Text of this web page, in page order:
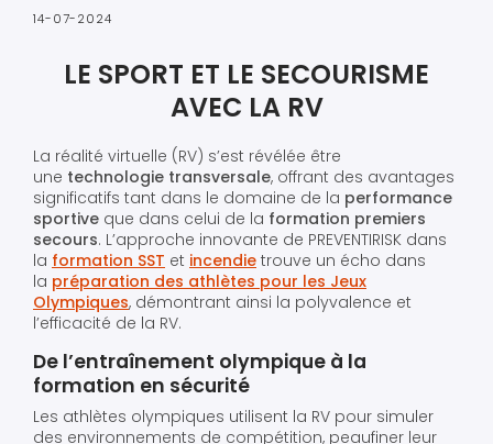
14-07-2024
LE SPORT ET LE SECOURISME
AVEC LA RV
La réalité virtuelle (RV) s’est révélée être
une technologie transversale, offrant des avantages
significatifs tant dans le domaine de la performance
sportive que dans celui de la formation premiers
secours. L’approche innovante de PREVENTIRISK dans
la formation SST et incendie trouve un écho dans
la préparation des athlètes pour les Jeux
Olympiques, démontrant ainsi la polyvalence et
l’efficacité de la RV.
De l’entraînement olympique à la
formation en sécurité
Les athlètes olympiques utilisent la RV pour simuler
des environnements de compétition, peaufiner leur